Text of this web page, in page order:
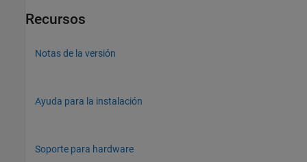
Recursos
Notas de la versión
Ayuda para la instalación
Soporte para hardware